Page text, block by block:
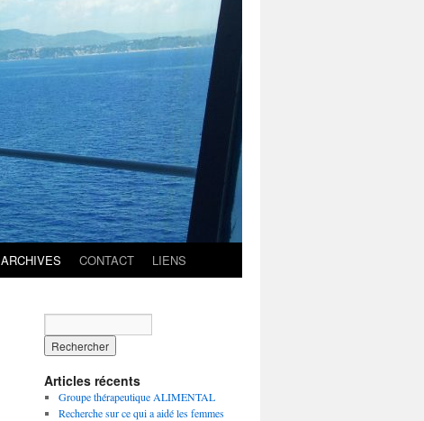
ARCHIVES CONTACT LIENS
Articles récents
Groupe thérapeutique ALIMENTAL
Recherche sur ce qui a aidé les femmes